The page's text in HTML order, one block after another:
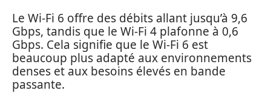
Le Wi-Fi 6 offre des débits allant jusqu’à 9,6
Gbps, tandis que le Wi-Fi 4 plafonne à 0,6
Gbps. Cela signifie que le Wi-Fi 6 est
beaucoup plus adapté aux environnements
denses et aux besoins élevés en bande
passante.